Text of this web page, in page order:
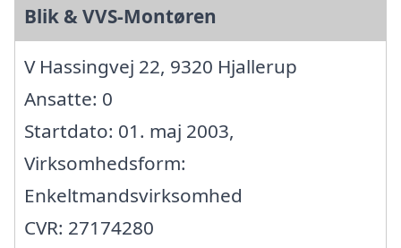
Blik & VVS-Montøren
V Hassingvej 22, 9320 Hjallerup
Ansatte: 0
Startdato: 01. maj 2003,
Virksomhedsform:
Enkeltmandsvirksomhed
CVR: 27174280